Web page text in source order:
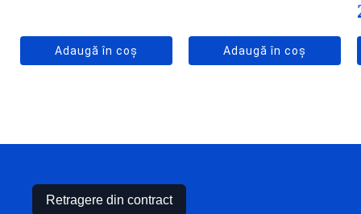
Adaugă în coș Adaugă în coș
Retragere din contract